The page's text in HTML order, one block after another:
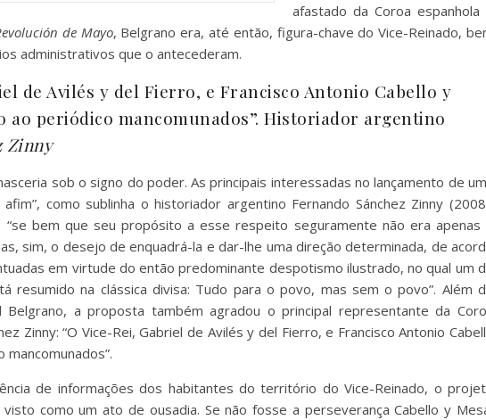
afastado da Coroa espanhola
de Mayo, Belgrano era, até então, figura-chave do Vice-Reinado,
administrativos que o antecederam.
de Avilés y del Fierro, e Francisco Antonio Cabello y
ao periódico mancomunados”. Historiador argentino
Zinny
sob o signo do poder. As principais interessadas no lançamento de
como sublinha o historiador argentino Fernando Sánchez Zinny
“se bem que seu propósito a esse respeito seguramente não era apenas
sim, o desejo de enquadrá-la e dar-lhe uma direção determinada, de
em virtude do então predominante despotismo ilustrado, no qual um
resumido na clássica divisa: Tudo para o povo, mas sem o povo”. Além
Belgrano, a proposta também agradou o principal representante da
Zinny: “O Vice-Rei, Gabriel de Avilés y del Fierro, e Francisco Antonio
de informações dos habitantes do território do Vice-Reinado, o
como um ato de ousadia. Se não fosse a perseverança Cabello y